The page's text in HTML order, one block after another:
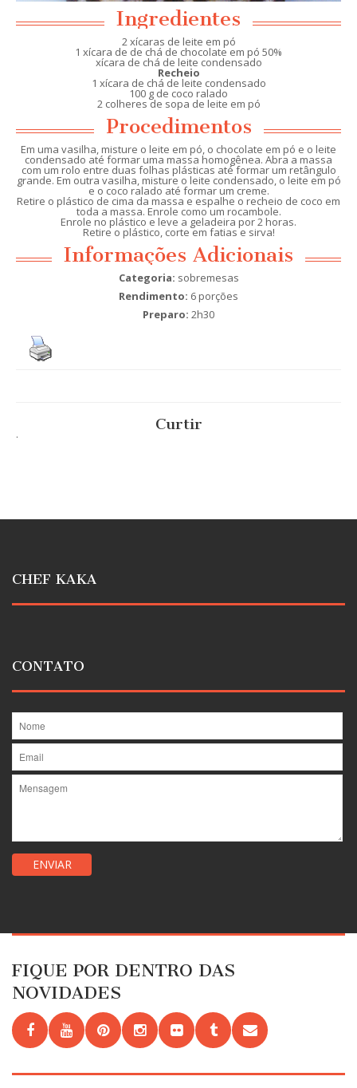
Ingredientes
2 xícaras de leite em pó
1 xícara de de chá de chocolate em pó 50%
xícara de chá de leite condensado
Recheio
1 xícara de chá de leite condensado
100 g de coco ralado
2 colheres de sopa de leite em pó
Procedimentos
Em uma vasilha, misture o leite em pó, o chocolate em pó e o leite
condensado até formar uma massa homogênea. Abra a massa
com um rolo entre duas folhas plásticas até formar um retângulo
grande. Em outra vasilha, misture o leite condensado, o leite em pó
e o coco ralado até formar um creme.
Retire o plástico de cima da massa e espalhe o recheio de coco em
toda a massa. Enrole como um rocambole.
Enrole no plástico e leve a geladeira por 2 horas.
Retire o plástico, corte em fatias e sirva!
Informações Adicionais
Categoria: sobremesas
Rendimento: 6 porções
Preparo: 2h30
Curtir
.
CHEF KAKA
CONTATO
FIQUE POR DENTRO DAS
NOVIDADES